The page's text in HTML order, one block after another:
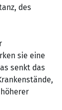
des
sie eine
senkt das